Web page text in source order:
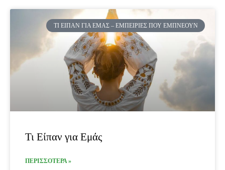
ΤΙ ΕΊΠΑΝ ΓΙΑ ΕΜΆΣ – ΕΜΠΕΙΡΊΕΣ ΠΟΥ ΕΜΠΝΈΟΥΝ
Τι Είπαν για Εμάς
ΠΕΡΙΣΣΟΤΕΡΑ »